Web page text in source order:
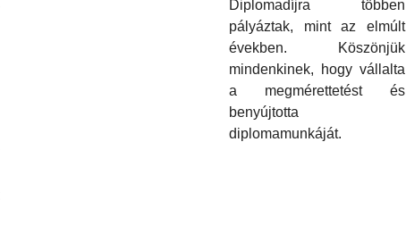
Diplomadíjra többen
pályáztak, mint az elmúlt
években. Köszönjük
mindenkinek, hogy vállalta
a megmérettetést és
benyújtotta
diplomamunkáját.